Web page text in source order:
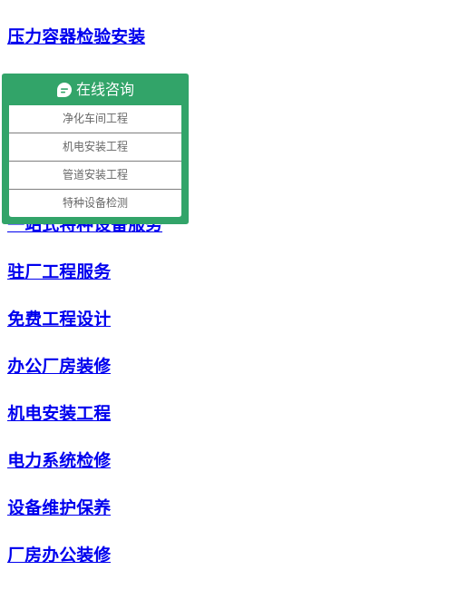
压力容器检验安装
安全阀压力表校验
储气罐检验安装
空压机检测年检
一站式特种设备服务
驻厂工程服务
免费工程设计
办公厂房装修
机电安装工程
电力系统检修
设备维护保养
厂房办公装修
在线咨询
净化车间工程
机电安装工程
管道安装工程
特种设备检测